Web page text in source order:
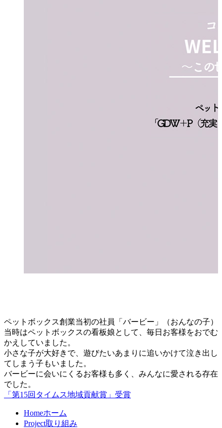
ペットボックス創業当初の社員「バービー」（おんなの子）
当時はペットボックスの看板娘として、毎日お客様をおでむ
かえしていました。
小さな子が大好きで、遊びたいあまりに追いかけて泣き出し
てしまう子もいました。
バービーに会いにくるお客様も多く、みんなに愛される存在
でした。
「第15回タイムス地域貢献賞」受賞
Homeホーム
Project取り組み